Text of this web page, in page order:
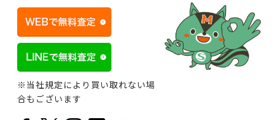
※当社規定により買い取れない場
合もございます